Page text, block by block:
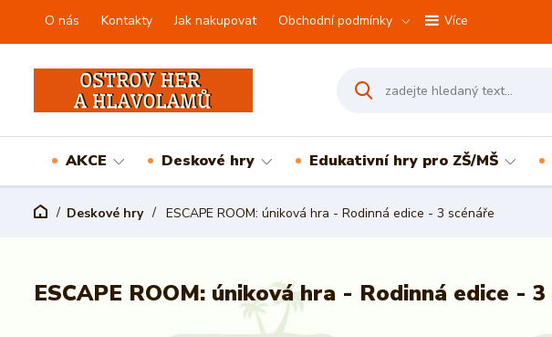
O nás Kontakty Jak nakupovat Obchodní podmínky Více
AKCE Deskové hry Edukativní hry pro ZŠ/MŠ
Deskové hry ESCAPE ROOM: úniková hra - Rodinná edice - 3 scénáře
ESCAPE ROOM: úniková hra - Rodinná edice -